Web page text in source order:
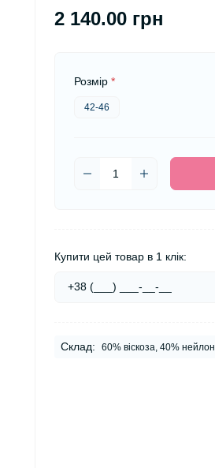
2 140.00 грн
Розмір *
42-46
Купити цей товар в 1 клік:
Склад: 60% віскоза, 40% нейлон